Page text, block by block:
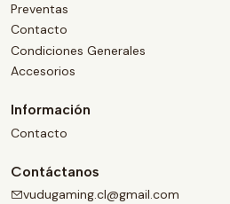
Preventas
Contacto
Condiciones Generales
Accesorios
Información
Contacto
Contáctanos
vudugaming.cl@gmail.com